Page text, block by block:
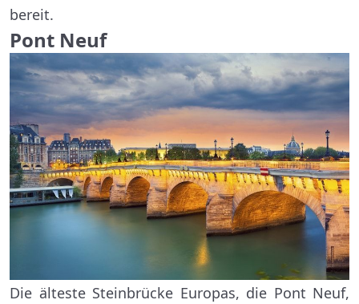
bereit.
Pont Neuf
Die älteste Steinbrücke Europas, die Pont Neuf,